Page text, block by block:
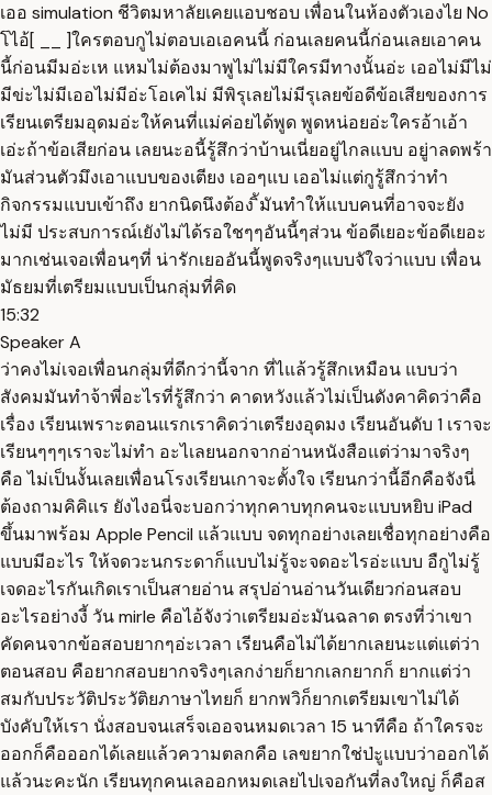
เออ simulation ชีวิตมหาลัยเคยแอบชอบ เพื่อนในห้องตัวเองไย No
โไอ้[ __ ]ใครตอบกูไม่ตอบเอเอคนนี้ ก่อนเลยคนนี้ก่อนเลยเอาคน
นี้ก่อนมีมอ่ะเห แหมไม่ต้องมาพูไม่ไม่มีใครมีทางนั้นอ่ะ เออไม่มีไม่
มีข่ะไม่มีเออไม่มีอ่ะโอเคไม่ มีพิรุเลยไม่มีรุเลยข้อดีข้อเสียของการ
เรียนเตรียมอุดมอ่ะให้คนที่แม่ค่อยได้พูด พูดหน่อยอ่ะใครอ้าเอ้า
เอ่ะถ้าข้อเสียก่อน เลยนะอนี้รู้สึกว่าบ้านเนี่ยอยู่ไกลแบบ อยู่าลดพร้า
มันส่วนตัวมึงเอาแบบของเตียง เออๆแบ เออไม่แต่กูรู้สึกว่าทำ
กิจกรรมแบบเข้าถึง ยากนิดนึงต้อง ิัมันทำให้แบบคนที่อาจจะยัง
ไม่มี ประสบการณ์เยังไม่ได้รอใชๆๆอันนี้ๆส่วน ข้อดีเยอะข้อดีเยอะ
มากเช่นเจอเพื่อนๆที่ น่ารักเยออันนี้พูดจริงๆแบบจัใจว่าแบบ เพื่อน
มัธยมที่เตรียมแบบเป็นกลุ่มที่คิด
15:32
Speaker A
ว่าคงไม่เจอเพื่อนกลุ่มที่ดีกว่านี้จาก ที่ไแล้วรู้สึกเหมือน แบบว่า
สังคมมันทำจ้าพี่อะไรที่รู้สึกว่า คาดหวังแล้วไม่เป็นดังคาคิดว่าคือ
เรื่อง เรียนเพราะตอนแรกเราคิดว่าเตรียงอุดมง เรียนอันดับ 1 เราจะ
เรียนๆๆๆเราจะไม่ทำ อะไเลยนอกจากอ่านหนังสือแต่ว่ามาจริงๆ
คือ ไม่เป็นงั้นเลยเพื่อนโรงเรียนเกาจะตั้งใจ เรียนกว่านี้อีกคือจังนี่
ต้องถามคิคิเเร ยังไงอนี่จะบอกว่าทุกคาบทุกคนจะแบบหยิบ iPad
ขึ้นมาพร้อม Apple Pencil แล้วแบบ จดทุกอย่างเลยเชื่อทุกอย่างคือ
แบบมีอะไร ให้จดวะนกระดาก็แบบไม่รู้จะจดอะไรอ่ะแบบ อืกูไม่รู้
เจดอะไรกันเกิดเราเป็นสายอ่าน สรุปอ่านอ่านวันเดียวก่อนสอบ
อะไรอย่างงี้ วัน mirle คือไอ้จังว่าเตรียมอ่ะมันฉลาด ตรงที่ว่าเขา
คัดคนจากข้อสอบยากๆอ่ะเวลา เรียนคือไม่ได้ยากเลยนะแต่แต่ว่า
ตอนสอบ คือยากสอบยากจริงๆเลกง่ายก็ยากเลกยากก็ ยากแต่ว่า
สมกับประวัติประวัติยภาษาไทยก็ ยากพวิก็ยากเตรียมเขาไม่ได้
บังคับให้เรา นั่งสอบจนเสร็จเออจนหมดเวลา 15 นาทีคือ ถ้าใครจะ
ออกก็คือออกได้เลยแล้วความตลกคือ เลขยากใช่ป่ะูแบบว่าออกได้
แล้วนะคะนัก เรียนทุกคนเลออกหมดเลยไปเจอกันที่ลงใหญ่ ก็คือส